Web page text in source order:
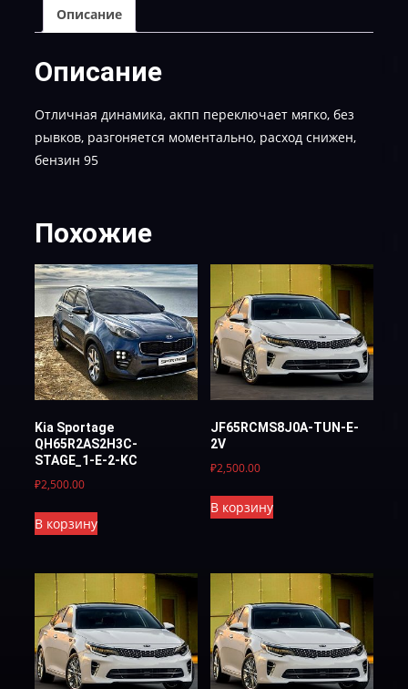
TUN-
E2
Описание
Описание
Отличная динамика, акпп переключает мягко, без
рывков, разгоняется моментально, расход снижен,
бензин 95
Похожие
Kia Sportage
QH65R2AS2H3C-
STAGE_1-E-2-KC
₽2,500.00
В корзину
JF65RCMS8J0A-TUN-E-
2V
₽2,500.00
В корзину